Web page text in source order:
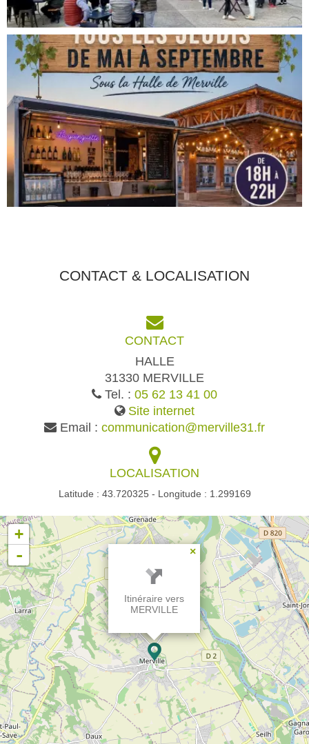
CONTACT & LOCALISATION
CONTACT
HALLE
31330 MERVILLE
Tel. : 05 62 13 41 00
Site internet
Email : communication@merville31.fr
LOCALISATION
Latitude : 43.720325 - Longitude : 1.299169
×
Itinéraire vers
MERVILLE
+
-